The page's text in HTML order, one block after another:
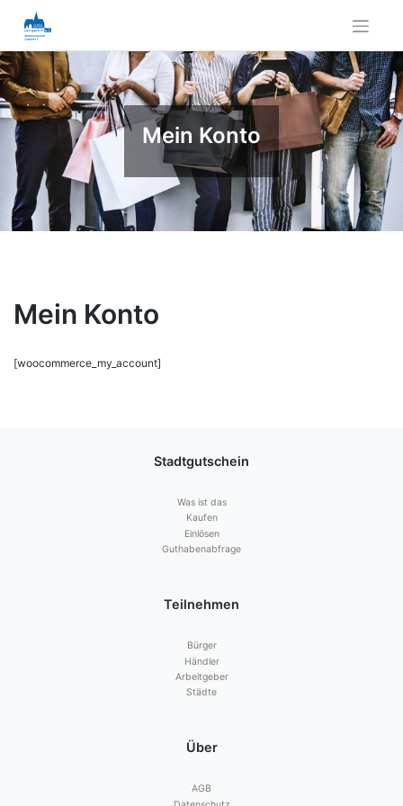
content
Mein Konto
Mein Konto
[woocommerce_my_account]
Stadtgutschein
Was ist das
Kaufen
Einlösen
Guthabenabfrage
Teilnehmen
Bürger
Händler
Arbeitgeber
Städte
Über
AGB